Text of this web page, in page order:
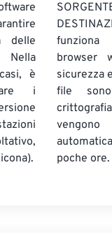
delle
Nella
è
i
icona).
browser
sicurezza
file
poche ore.